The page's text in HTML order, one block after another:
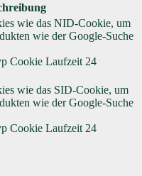
wie das NID-Cookie, um
wie der Google-Suche
Cookie Laufzeit 24
wie das SID-Cookie, um
wie der Google-Suche
Cookie Laufzeit 24